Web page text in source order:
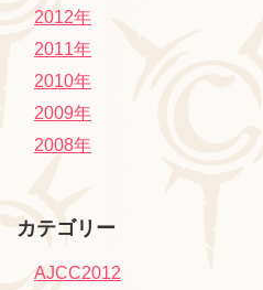
2012年
2011年
2010年
2009年
2008年
カテゴリー
AJCC2012